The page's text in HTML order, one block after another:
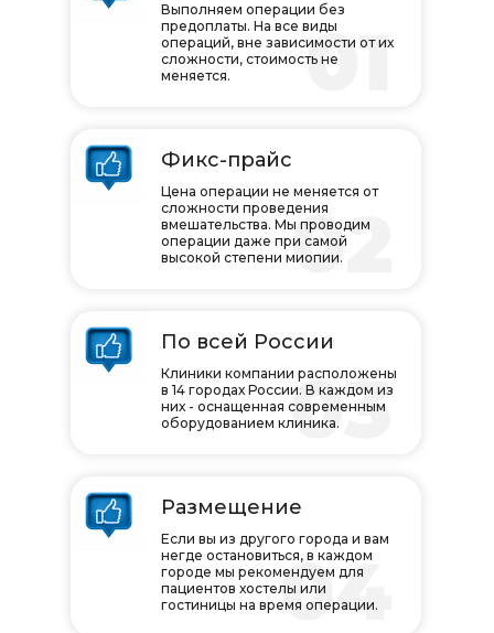
01
02
03
04
Выполняем операции без
предоплаты. На все виды
операций, вне зависимости от их
сложности, стоимость не
меняется.
Фикс-прайс
По всей России
Размещение
Цена операции не меняется от
сложности проведения
вмешательства. Мы проводим
операции даже при самой
высокой степени миопии.
Клиники компании расположены
в 14 городах России. В каждом из
них - оснащенная современным
оборудованием клиника.
Если вы из другого города и вам
негде остановиться, в каждом
городе мы рекомендуем для
пациентов хостелы или
гостиницы на время операции.